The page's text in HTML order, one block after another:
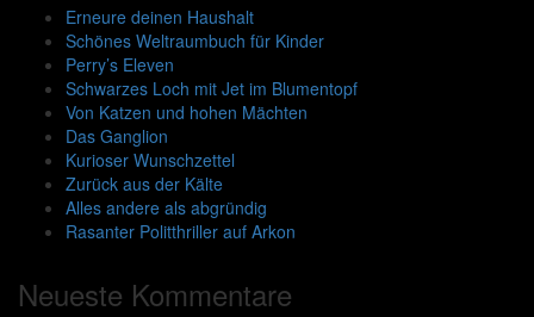
Erneure deinen Haushalt
Schönes Weltraumbuch für Kinder
Perry’s Eleven
Schwarzes Loch mit Jet im Blumentopf
Von Katzen und hohen Mächten
Das Ganglion
Kurioser Wunschzettel
Zurück aus der Kälte
Alles andere als abgründig
Rasanter Politthriller auf Arkon
Neueste Kommentare